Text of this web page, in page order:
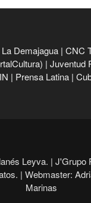
La Demajagua | CNC
| Juventud
| Prensa Latina |
Leyva. | J'Grupo
| Webmaster:
Marinas